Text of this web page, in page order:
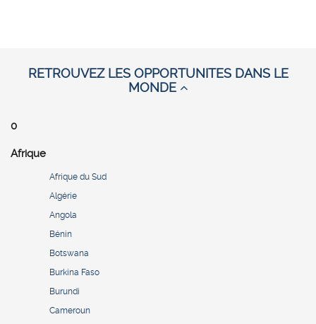
RETROUVEZ LES OPPORTUNITES DANS LE
MONDE
0
Afrique
Afrique du Sud
Algérie
Angola
Bénin
Botswana
Burkina Faso
Burundi
Cameroun